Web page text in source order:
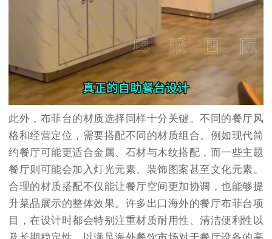
此外，布菲台的材质选择同样十分关键。不同的餐厅风
格和经营定位，需要搭配不同的材质组合。例如现代简
约餐厅可能更适合金属、石材与木纹搭配，而一些主题
餐厅则可能会加入灯光元素、装饰图案甚至文化元素。
合理的材质搭配不仅能让餐厅空间更加协调，也能够提
升菜品展示的整体效果。许多出口海外的餐厅布菲台项
目，在设计时都会特别注重材质耐用性、清洁便利性以